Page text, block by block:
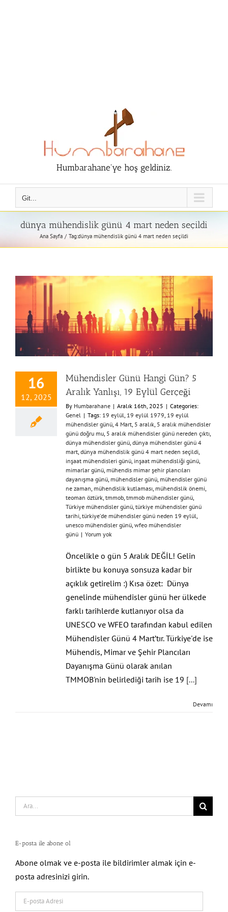
Humbarahane'ye hoş geldiniz.
Git...
dünya mühendislik günü 4 mart neden seçildi
Ana Sayfa Tag:dünya mühendislik günü 4 mart neden seçildi
16
12, 2025
Mühendisler Günü Hangi Gün? 5
Aralık Yanlışı, 19 Eylül Gerçeği
By Humbarahane | Aralık 16th, 2025 | Categories:
Genel | Tags: 19 eylül 19 eylül 1979 19 eylül
mühendisler günü 4 Mart 5 aralık 5 aralık mühendisler
günü doğru mu 5 aralık mühendisler günü nereden çıktı
dünya mühendisler günü dünya mühendisler günü 4
mart dünya mühendislik günü 4 mart neden seçildi
inşaat mühendisleri günü inşaat mühendisliği günü
mimarlar günü mühendis mimar şehir plancıları
dayanışma günü mühendisler günü mühendisler günü
ne zaman mühendislik kutlaması mühendislik önemi
teoman öztürk tmmob tmmob mühendisler günü
Türkiye mühendisler günü türkiye mühendisler günü
tarihi türkiye’de mühendisler günü neden 19 eylül
unesco mühendisler günü wfeo mühendisler
günü | Yorum yok
Öncelikle o gün 5 Aralık DEĞİL! Gelin
birlikte bu konuya sonsuza kadar bir
açıklık getirelim :) Kısa özet: Dünya
genelinde mühendisler günü her ülkede
farklı tarihlerde kutlanıyor olsa da
UNESCO ve WFEO tarafından kabul edilen
Mühendisler Günü 4 Mart’tır. Türkiye'de ise
Mühendis, Mimar ve Şehir Plancıları
Dayanışma Günü olarak anılan
TMMOB'nin belirlediği tarih ise 19 [...]
Devamı
Search
for:
E-posta ile abone ol
Abone olmak ve e-posta ile bildirimler almak için e-
posta adresinizi girin.